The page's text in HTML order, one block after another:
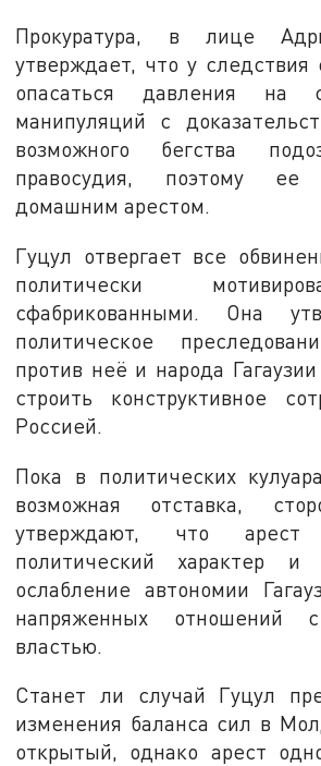
Прокуратура, в лице
утверждает, что у следствия
опасаться давления на
манипуляций с
возможного бегства
правосудия, поэтому
домашним арестом.
Гуцул отвергает все
политически
сфабрикованными. Она
политическое
против неё и народа
строить конструктивное
Россией.
Пока в политических
возможная отставка,
утверждают, что
политический характер и
ослабление автономии
напряженных отношений
властью.
Станет ли случай Гуцул
изменения баланса сил в
открытый, однако арест